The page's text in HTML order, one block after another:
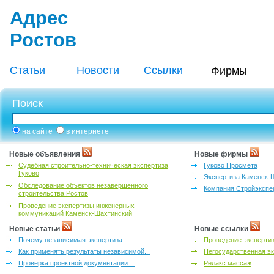
Адрес
Ростов
Статьи Новости Ссылки Фирмы
Поиск
на сайте в интернете
Новые объявления
Судебная строительно-техническая экспертиза
Гуково
Обследование объектов незавершенного
строительства Ростов
Проведение экспертизы инженерных
коммуникаций Каменск-Шахтинский
Новые фирмы
Гуково Просмета
Экспертиза Каменск-
Компания
Новые статьи
Почему независимая экспертиза...
Как применять результаты независимой...
Проверка проектной документации:...
Новые ссылки
Проведение
Негосударственная
Релакс массаж